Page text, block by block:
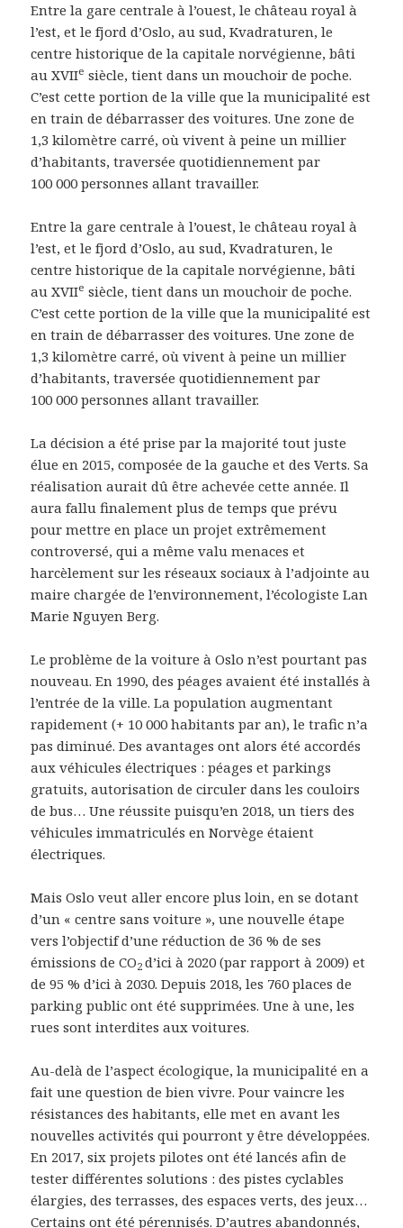
Entre la gare centrale à l’ouest, le château royal à
l’est, et le fjord d’Oslo, au sud, Kvadraturen, le
centre historique de la capitale norvégienne, bâti
au XVIIe siècle, tient dans un mouchoir de poche.
C’est cette portion de la ville que la municipalité est
en train de débarrasser des voitures. Une zone de
1,3 kilomètre carré, où vivent à peine un millier
d’habitants, traversée quotidiennement par
100 000 personnes allant travailler.
Entre la gare centrale à l’ouest, le château royal à
l’est, et le fjord d’Oslo, au sud, Kvadraturen, le
centre historique de la capitale norvégienne, bâti
au XVIIe siècle, tient dans un mouchoir de poche.
C’est cette portion de la ville que la municipalité est
en train de débarrasser des voitures. Une zone de
1,3 kilomètre carré, où vivent à peine un millier
d’habitants, traversée quotidiennement par
100 000 personnes allant travailler.
La décision a été prise par la majorité tout juste
élue en 2015, composée de la gauche et des Verts. Sa
réalisation aurait dû être achevée cette année. Il
aura fallu finalement plus de temps que prévu
pour mettre en place un projet extrêmement
controversé, qui a même valu menaces et
harcèlement sur les réseaux sociaux à l’adjointe au
maire chargée de l’environnement, l’écologiste Lan
Marie Nguyen Berg.
Le problème de la voiture à Oslo n’est pourtant pas
nouveau. En 1990, des péages avaient été installés à
l’entrée de la ville. La population augmentant
rapidement (+ 10 000 habitants par an), le trafic n’a
pas diminué. Des avantages ont alors été accordés
aux véhicules électriques : péages et parkings
gratuits, autorisation de circuler dans les couloirs
de bus… Une réussite puisqu’en 2018, un tiers des
véhicules immatriculés en Norvège étaient
électriques.
Mais Oslo veut aller encore plus loin, en se dotant
d’un « centre sans voiture », une nouvelle étape
vers l’objectif d’une réduction de 36 % de ses
émissions de CO2d’ici à 2020 (par rapport à 2009) et
de 95 % d’ici à 2030. Depuis 2018, les 760 places de
parking public ont été supprimées. Une à une, les
rues sont interdites aux voitures.
Au-delà de l’aspect écologique, la municipalité en a
fait une question de bien vivre. Pour vaincre les
résistances des habitants, elle met en avant les
nouvelles activités qui pourront y être développées.
En 2017, six projets pilotes ont été lancés afin de
tester différentes solutions : des pistes cyclables
élargies, des terrasses, des espaces verts, des jeux…
Certains ont été pérennisés. D’autres abandonnés,